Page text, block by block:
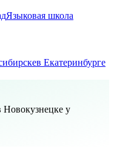
Языковая школа
в Екатеринбурге
Новокузнецке у